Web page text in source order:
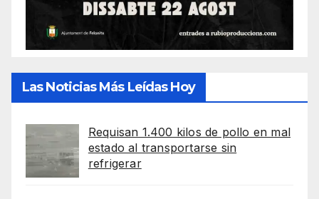
Las Noticias Más Leídas Hoy
Requisan 1.400 kilos de pollo en mal
estado al transportarse sin
refrigerar